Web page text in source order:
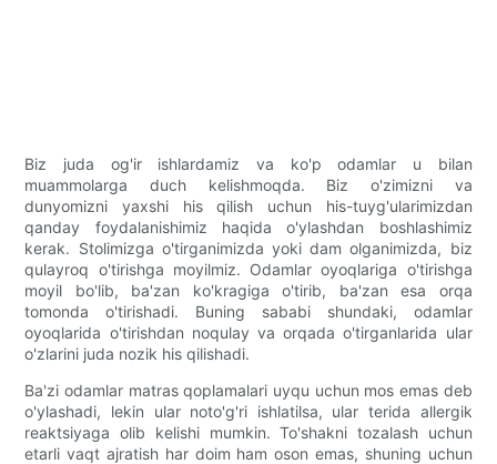
Biz juda og'ir ishlardamiz va ko'p odamlar u bilan
muammolarga duch kelishmoqda. Biz o'zimizni va
dunyomizni yaxshi his qilish uchun his-tuyg'ularimizdan
qanday foydalanishimiz haqida o'ylashdan boshlashimiz
kerak. Stolimizga o'tirganimizda yoki dam olganimizda, biz
qulayroq o'tirishga moyilmiz. Odamlar oyoqlariga o'tirishga
moyil bo'lib, ba'zan ko'kragiga o'tirib, ba'zan esa orqa
tomonda o'tirishadi. Buning sababi shundaki, odamlar
oyoqlarida o'tirishdan noqulay va orqada o'tirganlarida ular
o'zlarini juda nozik his qilishadi.
Ba'zi odamlar matras qoplamalari uyqu uchun mos emas deb
o'ylashadi, lekin ular noto'g'ri ishlatilsa, ular terida allergik
reaktsiyaga olib kelishi mumkin. To'shakni tozalash uchun
etarli vaqt ajratish har doim ham oson emas, shuning uchun